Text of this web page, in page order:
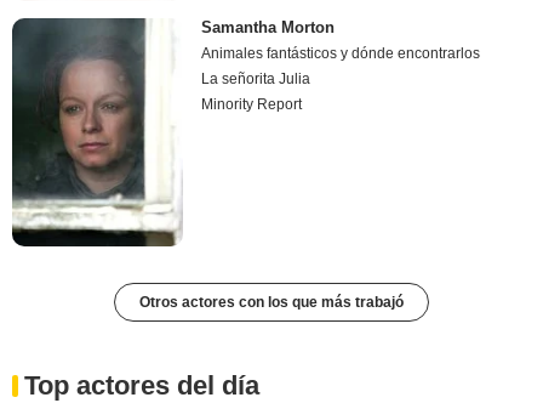
Samantha Morton
Animales fantásticos y dónde encontrarlos
La señorita Julia
Minority Report
Otros actores con los que más trabajó
Top actores del día